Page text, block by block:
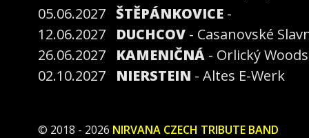
05.06.2027 ŠTĚPÁNKOVICE -
12.06.2027
DUCHCOV - Casanovské
26.06.2027
KAMENIČNÁ - Orlický
02.10.2027
NIERSTEIN - Altes E-Werk
© 2018 - 2026 NIRVANA CZECH TRIBUTE BAND